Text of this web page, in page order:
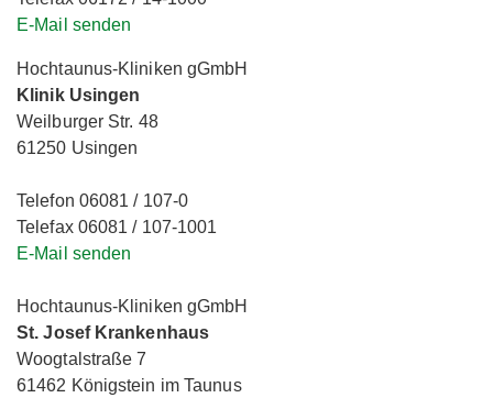
E-Mail senden
Hochtaunus-Kliniken gGmbH
Klinik Usingen
Weilburger Str. 48
61250 Usingen
Telefon 06081 / 107-0
Telefax 06081 / 107-1001
E-Mail senden
Hochtaunus-Kliniken gGmbH
St. Josef Krankenhaus
Woogtalstraße 7
61462 Königstein im Taunus